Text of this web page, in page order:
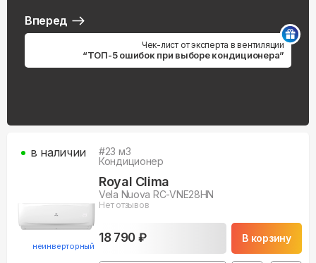
неинверторный
#23 м3
Кондиционер
Royal Clima
Vela Nuova RC-VNE28HN
Нет отзывов
18 790 ₽ В корзину
в наличии
Вперед
Чек-лист от эксперта в вентиляции
“ТОП-5 ошибок при выборе кондиционера”